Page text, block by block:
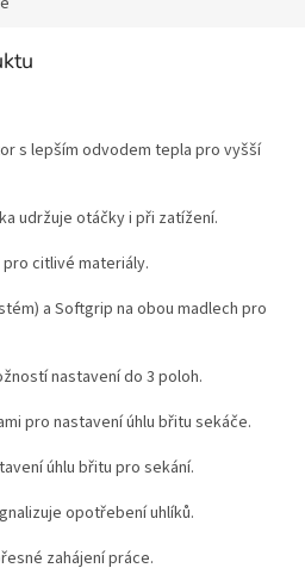
s lepším odvodem tepla pro vyšší
udržuje otáčky i při zatížení.
citlivé materiály.
a Softgrip na obou madlech pro
nastavení do 3 poloh.
pro nastavení úhlu břitu sekáče.
úhlu břitu pro sekání.
opotřebení uhlíků.
zahájení práce.